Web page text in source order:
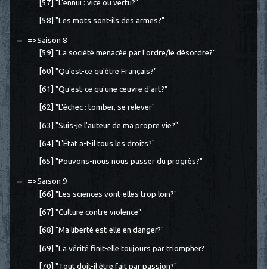
[57] "L'ennui : vice ou vertu?"
[58] "Les mots sont-ils des armes?"
=>Saison 8
[59] "La société menacée par l'ordre/le désordre?"
[60] "Qu'est-ce qu'être Français?"
[61] "Qu'est-ce qu'une œuvre d'art?"
[62] "L'échec : tomber, se relever"
[63] "Suis-je l'auteur de ma propre vie?"
[64] "L'État a-t-il tous les droits?"
[65] "Pouvons-nous nous passer du progrès?"
=>Saison 9
[66] "Les sciences vont-elles trop loin?"
[67] "Culture contre violence"
[68] "Ma liberté est-elle en danger?"
[69] "La vérité finit-elle toujours par triompher?
[70] "Tout doit-il être fait par passion?"